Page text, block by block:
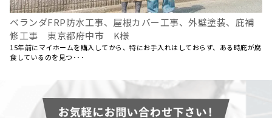
ベランダFRP防水工事、屋根カバー工事、外壁塗装、庇補
修工事 東京都府中市 K様
15年前にマイホームを購入してから、特にお手入れはしておらず、ある時庇が腐
食しているのを見つ･･･